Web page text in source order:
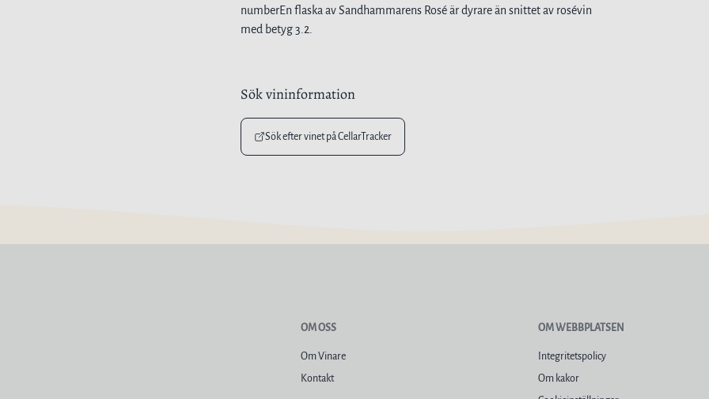
numberEn flaska avSandhammarens Roséärdyrareän snittet av rosévin
med betyg3.2
Sök vininformation
Sök efter vinet på CellarTracker
OM OSS
Om Vinare
Kontakt
OM WEBBPLATSEN
Integritetspolicy
Om kakor